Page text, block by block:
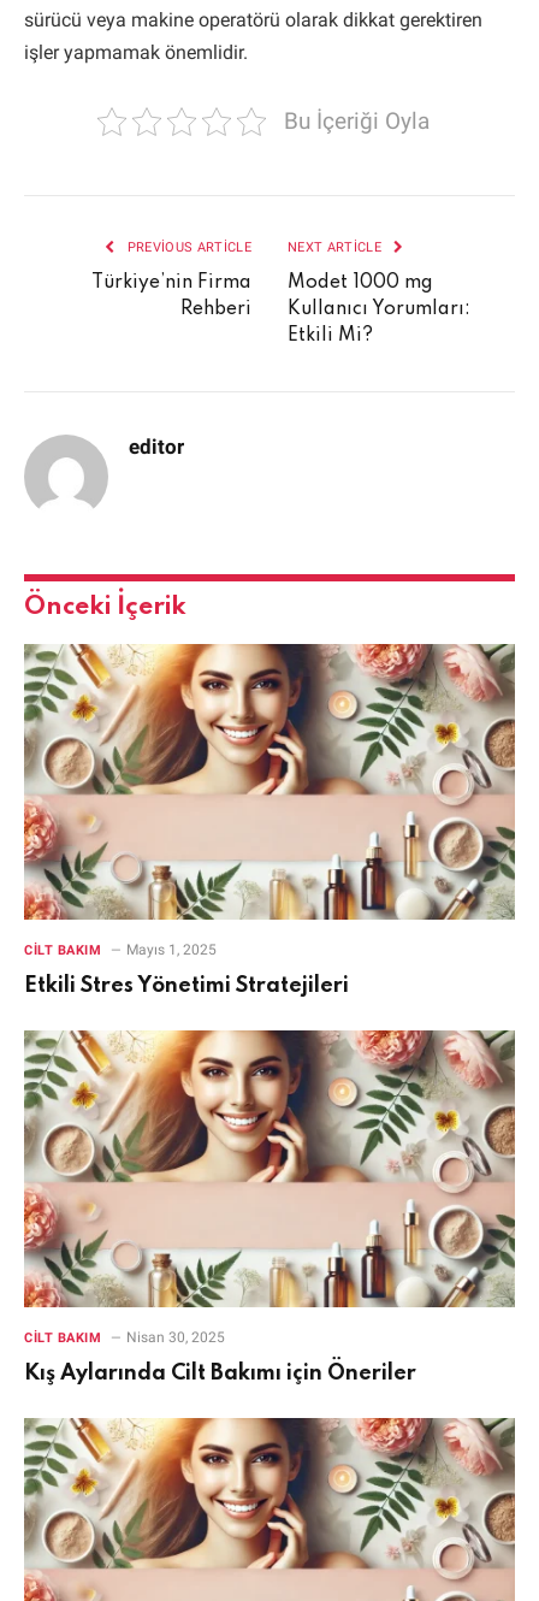
sürücü veya makine operatörü olarak dikkat gerektiren
işler yapmamak önemlidir.
Bu İçeriği Oyla
PREVIOUS ARTICLE
Türkiye’nin Firma
Rehberi
NEXT ARTICLE
Modet 1000 mg
Kullanıcı Yorumları:
Etkili Mi?
editor
Önceki İçerik
CILT BAKIM Mayıs 1, 2025
Etkili Stres Yönetimi Stratejileri
CILT BAKIM Nisan 30, 2025
Kış Aylarında Cilt Bakımı için Öneriler